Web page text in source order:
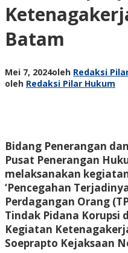
Batam
Mei 7, 2024oleh Redaksi
oleh Redaksi Pilar Hukum
Bidang Penerangan
Pusat Penerangan
melaksanakan
‘Pencegahan
Perdagangan Orang
Tindak Pidana Korupsi
Kegiatan
Soeprapto Kejaksaan